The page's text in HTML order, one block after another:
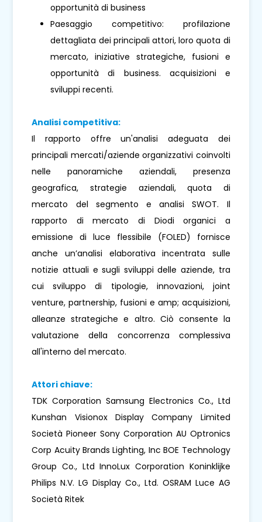
opportunità di business
Paesaggio competitivo: profilazione
dettagliata dei principali attori, loro quota di
mercato, iniziative strategiche, fusioni e
opportunità di business. acquisizioni e
sviluppi recenti.
Analisi competitiva:
Il rapporto offre un'analisi adeguata dei
principali mercati/aziende organizzativi coinvolti
nelle panoramiche aziendali, presenza
geografica, strategie aziendali, quota di
mercato del segmento e analisi SWOT. Il
rapporto di mercato di Diodi organici a
emissione di luce flessibile (FOLED) fornisce
anche un’analisi elaborativa incentrata sulle
notizie attuali e sugli sviluppi delle aziende, tra
cui sviluppo di tipologie, innovazioni, joint
venture, partnership, fusioni e amp; acquisizioni,
alleanze strategiche e altro. Ciò consente la
valutazione della concorrenza complessiva
all'interno del mercato.
Attori chiave:
TDK Corporation Samsung Electronics Co., Ltd
Kunshan Visionox Display Company Limited
Società Pioneer Sony Corporation AU Optronics
Corp Acuity Brands Lighting, Inc BOE Technology
Group Co., Ltd InnoLux Corporation Koninklijke
Philips N.V. LG Display Co., Ltd. OSRAM Luce AG
Società Ritek